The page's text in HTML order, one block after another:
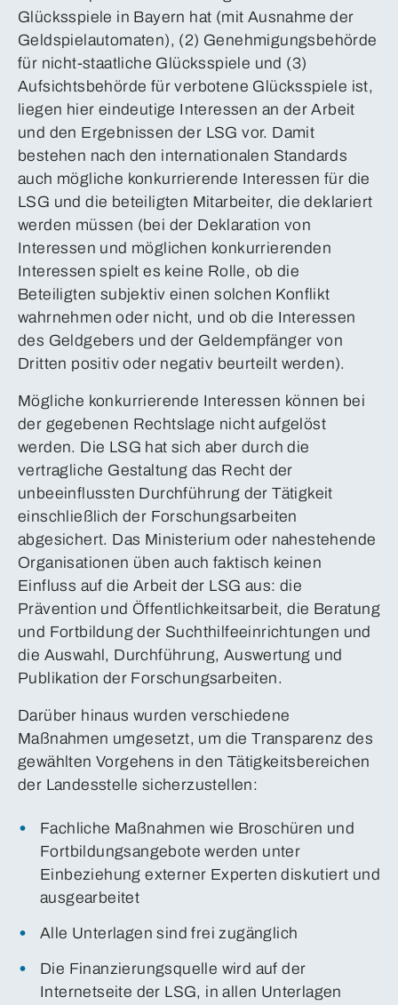
Glücksspiele in Bayern hat (mit Ausnahme der
Geldspielautomaten), (2) Genehmigungsbehörde
für nicht-staatliche Glücksspiele und (3)
Aufsichtsbehörde für verbotene Glücksspiele ist,
liegen hier eindeutige Interessen an der Arbeit
und den Ergebnissen der LSG vor. Damit
bestehen nach den internationalen Standards
auch mögliche konkurrierende Interessen für die
LSG und die beteiligten Mitarbeiter, die deklariert
werden müssen (bei der Deklaration von
Interessen und möglichen konkurrierenden
Interessen spielt es keine Rolle, ob die
Beteiligten subjektiv einen solchen Konflikt
wahrnehmen oder nicht, und ob die Interessen
des Geldgebers und der Geldempfänger von
Dritten positiv oder negativ beurteilt werden).
Mögliche konkurrierende Interessen können bei
der gegebenen Rechtslage nicht aufgelöst
werden. Die LSG hat sich aber durch die
vertragliche Gestaltung das Recht der
unbeeinflussten Durchführung der Tätigkeit
einschließlich der Forschungsarbeiten
abgesichert. Das Ministerium oder nahestehende
Organisationen üben auch faktisch keinen
Einfluss auf die Arbeit der LSG aus: die
Prävention und Öffentlichkeitsarbeit, die Beratung
und Fortbildung der Suchthilfeeinrichtungen und
die Auswahl, Durchführung, Auswertung und
Publikation der Forschungsarbeiten.
Darüber hinaus wurden verschiedene
Maßnahmen umgesetzt, um die Transparenz des
gewählten Vorgehens in den Tätigkeitsbereichen
der Landesstelle sicherzustellen:
Fachliche Maßnahmen wie Broschüren und
Fortbildungsangebote werden unter
Einbeziehung externer Experten diskutiert und
ausgearbeitet
Alle Unterlagen sind frei zugänglich
Die Finanzierungsquelle wird auf der
Internetseite der LSG, in allen Unterlagen